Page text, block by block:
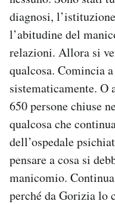
diagnosi,
l’abitudine del
relazioni. Allora si
qualcosa. Comincia
sistematicamente. O
650 persone chiuse
qualcosa che
dell’ospedale
pensare a cosa si
manicomio.
perché da Gorizia lo